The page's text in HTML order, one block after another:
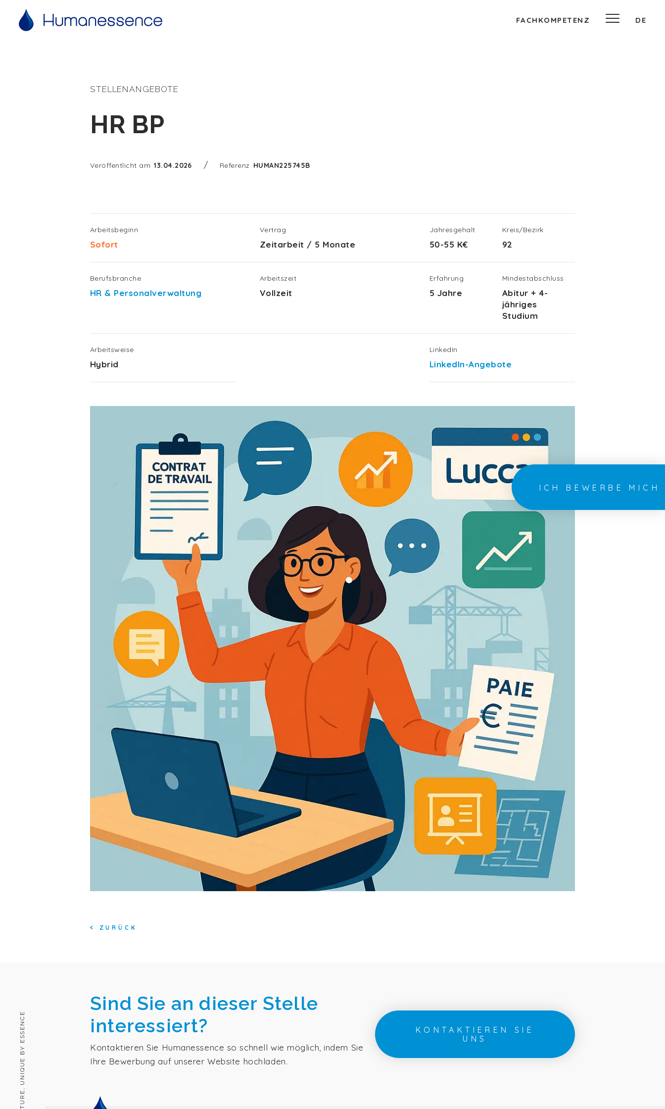
FACHKOMPETENZ DE
STELLENANGEBOTE
HR BP
Veröffentlicht am 13.04.2026 / Referenz HUMAN225745B
Arbeitsbeginn
Sofort
Vertrag
Zeitarbeit / 5 Monate
Jahresgehalt
50-55 K€
Kreis/Bezirk
92
Berufsbranche
HR & Personalverwaltung
Arbeitszeit
Vollzeit
Erfahrung
5 Jahre
Mindestabschluss
Abitur + 4-
jähriges
Studium
Arbeitsweise
Hybrid
LinkedIn
LinkedIn-Angebote
< ZURÜCK
ICH BEWERBE MICH
Sind Sie an dieser Stelle
interessiert?
Kontaktieren Sie Humanessence so schnell wie möglich, indem Sie
Ihre Bewerbung auf unserer Website hochladen.
KONTAKTIEREN SIE
UNS